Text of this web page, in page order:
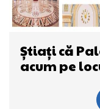
Știați că
acum pe